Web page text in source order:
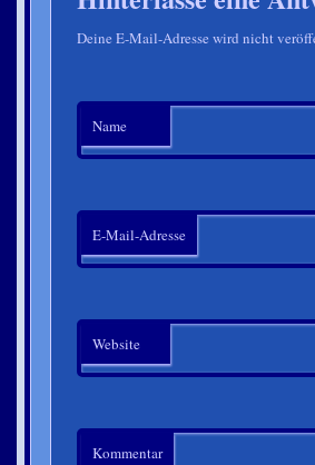
Deine E-Mail-Adresse wird nicht
Name
E-Mail-Adresse
Website
Kommentar